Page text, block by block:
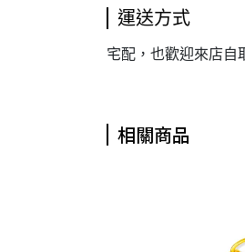
運送方式
宅配，也歡迎來店自
相關商品